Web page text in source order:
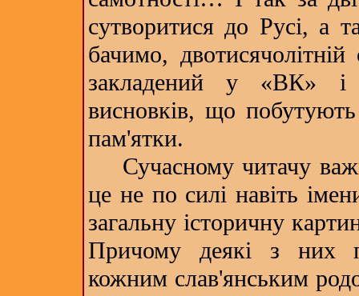
сутворитися до Русі, а
бачимо,
закладений у «ВК» і
висновків, що побутують
пам'ятки.
Сучасному читачу
це не по силі навіть
загальну історичну
Причому деякі з них
кожним слав'янським